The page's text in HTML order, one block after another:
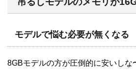
モデルで悩む必要が無くなる
8GBモデルの方が圧倒的に安いしな